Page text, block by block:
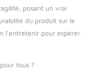
posant un vrai
du produit sur le
l’entretenir pour espérer
tous ?